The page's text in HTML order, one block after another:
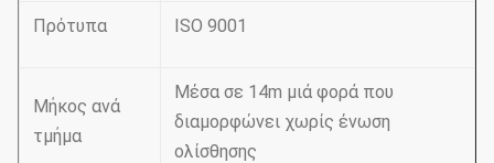
Πρότυπα ISO 9001
Μήκος ανά
τμήμα
Μέσα σε 14m μιά φορά που
διαμορφώνει χωρίς ένωση
ολίσθησης